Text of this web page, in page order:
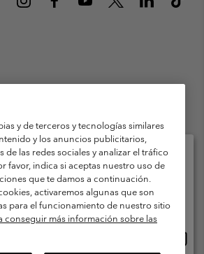
de Venta
Garantía
programa de miembros
Generado Por Los Usuarios
CBCR
y de terceros y tecnologías similares
y los anuncios publicitarios,
las redes sociales y analizar el tráfico
favor, indica si aceptas nuestro uso de
que te damos a continuación.
activaremos algunas que son
para el funcionamiento de nuestro sitio
conseguir más información sobre las
tu país e idioma envío
en línea disponibles